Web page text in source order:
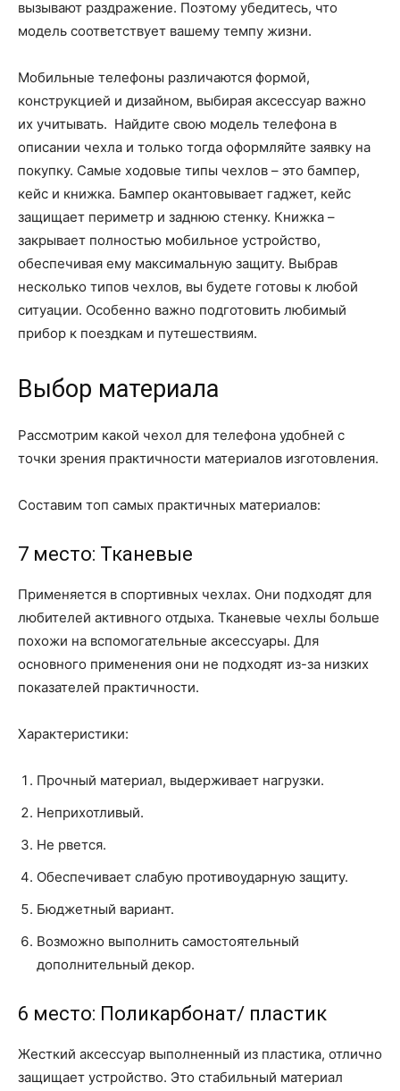
вызывают раздражение. Поэтому убедитесь, что
модель соответствует вашему темпу жизни.
Мобильные телефоны различаются формой,
конструкцией и дизайном, выбирая аксессуар важно
их учитывать. Найдите свою модель телефона в
описании чехла и только тогда оформляйте заявку на
покупку. Самые ходовые типы чехлов – это бампер,
кейс и книжка. Бампер окантовывает гаджет, кейс
защищает периметр и заднюю стенку. Книжка –
закрывает полностью мобильное устройство,
обеспечивая ему максимальную защиту. Выбрав
несколько типов чехлов, вы будете готовы к любой
ситуации. Особенно важно подготовить любимый
прибор к поездкам и путешествиям.
Выбор материала
Рассмотрим какой чехол для телефона удобней с
точки зрения практичности материалов изготовления.
Составим топ самых практичных материалов:
7 место: Тканевые
Применяется в спортивных чехлах. Они подходят для
любителей активного отдыха. Тканевые чехлы больше
похожи на вспомогательные аксессуары. Для
основного применения они не подходят из-за низких
показателей практичности.
Характеристики:
Прочный материал, выдерживает нагрузки.
Неприхотливый.
Не рвется.
Обеспечивает слабую противоударную защиту.
Бюджетный вариант.
Возможно выполнить самостоятельный
дополнительный декор.
6 место: Поликарбонат/ пластик
Жесткий аксессуар выполненный из пластика, отлично
защищает устройство. Это стабильный материал